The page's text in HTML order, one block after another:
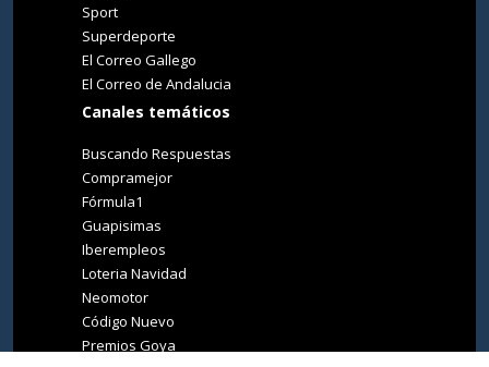
Sport
Superdeporte
El Correo Gallego
El Correo de Andalucia
Canales temáticos
Buscando Respuestas
Compramejor
Fórmula1
Guapisimas
Iberempleos
Loteria Navidad
Neomotor
Código Nuevo
Premios Goya